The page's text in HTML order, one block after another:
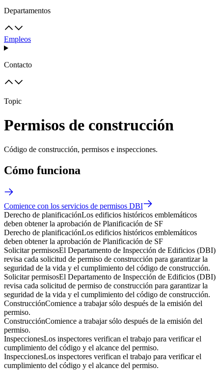
Departamentos
Empleos
Contacto
Topic
Permisos de construcción
Código de construcción, permisos e inspecciones.
Cómo funciona
Comience con los servicios de permisos DBI
Derecho de planificaciónLos edificios históricos emblemáticos
deben obtener la aprobación de Planificación de SF
Derecho de planificaciónLos edificios históricos emblemáticos
deben obtener la aprobación de Planificación de SF
Solicitar permisosEl Departamento de Inspección de Edificios (DBI)
revisa cada solicitud de permiso de construcción para garantizar la
seguridad de la vida y el cumplimiento del código de construcción.
Solicitar permisosEl Departamento de Inspección de Edificios (DBI)
revisa cada solicitud de permiso de construcción para garantizar la
seguridad de la vida y el cumplimiento del código de construcción.
ConstrucciónComience a trabajar sólo después de la emisión del
permiso.
ConstrucciónComience a trabajar sólo después de la emisión del
permiso.
InspeccionesLos inspectores verifican el trabajo para verificar el
cumplimiento del código y el alcance del permiso.
InspeccionesLos inspectores verifican el trabajo para verificar el
cumplimiento del código y el alcance del permiso.